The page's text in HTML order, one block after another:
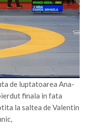
de luptatoarea Ana-
finala in fata
la saltea de Valentin